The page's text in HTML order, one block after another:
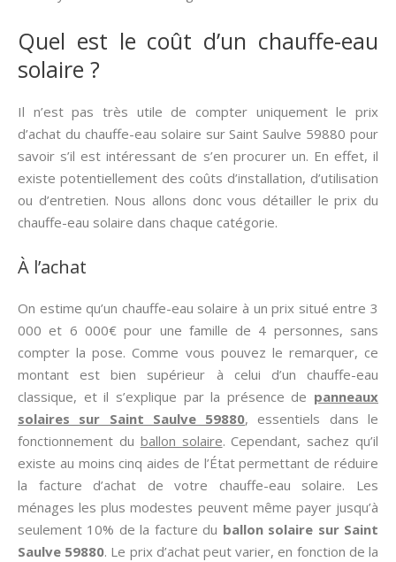
Quel est le coût d’un chauffe-eau
solaire ?
Il n’est pas très utile de compter uniquement le prix
d’achat du chauffe-eau solaire sur Saint Saulve 59880 pour
savoir s’il est intéressant de s’en procurer un. En effet, il
existe potentiellement des coûts d’installation, d’utilisation
ou d’entretien. Nous allons donc vous détailler le prix du
chauffe-eau solaire dans chaque catégorie.
À l’achat
On estime qu’un chauffe-eau solaire à un prix situé entre 3
000 et 6 000€ pour une famille de 4 personnes, sans
compter la pose. Comme vous pouvez le remarquer, ce
montant est bien supérieur à celui d’un chauffe-eau
classique, et il s’explique par la présence de panneaux
solaires sur Saint Saulve 59880, essentiels dans le
fonctionnement du ballon solaire. Cependant, sachez qu’il
existe au moins cinq aides de l’État permettant de réduire
la facture d’achat de votre chauffe-eau solaire. Les
ménages les plus modestes peuvent même payer jusqu’à
seulement 10% de la facture du ballon solaire sur Saint
Saulve 59880. Le prix d’achat peut varier, en fonction de la